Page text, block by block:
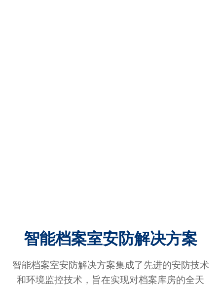
智能档案室安防解决方案
智能档案室安防解决方案集成了先进的安防技术
和环境监控技术，旨在实现对档案库房的全天